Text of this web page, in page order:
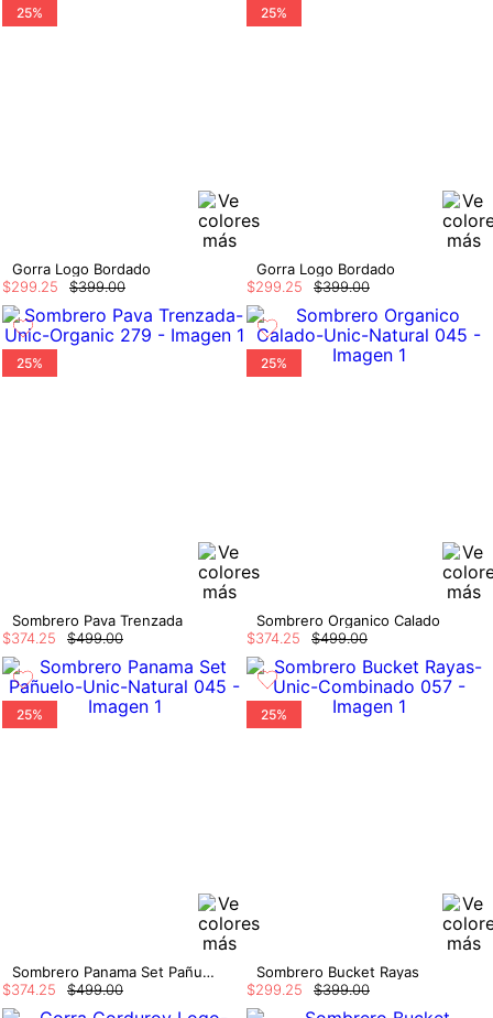
25%
Gorra Logo Bordado
$399.00
$299.25
25%
Gorra Logo Bordado
$399.00
$299.25
25%
Sombrero Pava Trenzada
$499.00
$374 25
25%
Sombrero Organico Calado
$499.00
$374 25
25%
Sombrero Panama Set Pañuelo
$499.00
$374 25
25%
Sombrero Bucket Rayas
$399.00
$299 25